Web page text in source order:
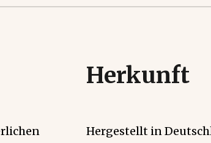
Herkunft
Hergestellt in